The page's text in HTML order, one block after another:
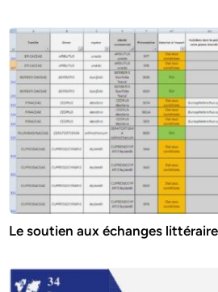
Le soutien aux échanges